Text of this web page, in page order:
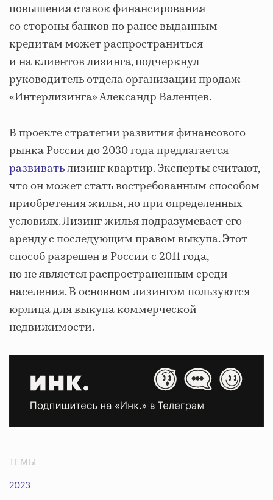
повышения ставок финансирования
со стороны банков по ранее выданным
кредитам может распространиться
и на клиентов лизинга, подчеркнул
руководитель отдела организации продаж
«Интерлизинга» Александр Валенцев.
В проекте стратегии развития финансового
рынка России до 2030 года предлагается
развиватьлизинг квартир. Эксперты считают,
что он может стать востребованным способом
приобретения жилья, но при определенных
условиях. Лизинг жилья подразумевает его
аренду с последующим правом выкупа. Этот
способ разрешен в России с 2011 года,
но не является распространенным среди
населения. В основном лизингом пользуются
юрлица для выкупа коммерческой
недвижимости.
ТЕМЫ
2023